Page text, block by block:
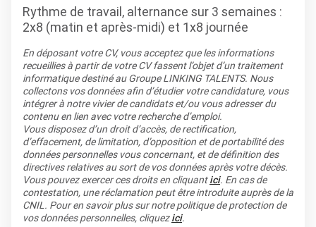
Rythme de travail, alternance sur 3 semaines :
2x8 (matin et après-midi) et 1x8 journée
En déposant votre CV, vous acceptez que les informations
recueillies à partir de votre CV fassent l’objet d’un traitement
informatique destiné au Groupe LINKING TALENTS. Nous
collectons vos données afin d’étudier votre candidature, vous
intégrer à notre vivier de candidats et/ou vous adresser du
contenu en lien avec votre recherche d’emploi.
Vous disposez d’un droit d’accès, de rectification,
d’effacement, de limitation, d’opposition et de portabilité des
données personnelles vous concernant, et de définition des
directives relatives au sort de vos données après votre décès.
Vous pouvez exercer ces droits en cliquantici. En cas de
contestation, une réclamation peut être introduite auprès de la
CNIL. Pour en savoir plus sur notre politique de protection de
vos données personnelles, cliquezici.